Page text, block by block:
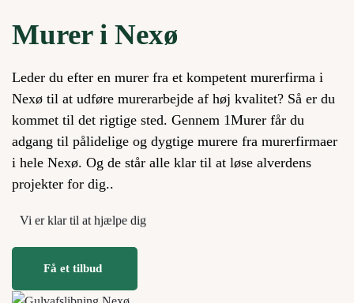
Murer i Nexø
Leder du efter en murer fra et kompetent murerfirma i
Nexø til at udføre murerarbejde af høj kvalitet? Så er du
kommet til det rigtige sted. Gennem 1Murer får du
adgang til pålidelige og dygtige murere fra murerfirmaer
i hele Nexø. Og de står alle klar til at løse alverdens
projekter for dig..
Vi er klar til at hjælpe dig
Få et tilbud